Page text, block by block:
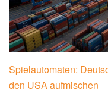
Spielautomaten:
den USA aufmischen